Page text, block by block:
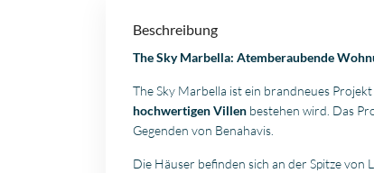
Beschreibung
The Sky Marbella: Atemberaubende
The Sky Marbella ist ein brandneues Projekt
hochwertigen Villen bestehen wird. Das
Gegenden von Benahavis.
Die Häuser befinden sich an der Spitze